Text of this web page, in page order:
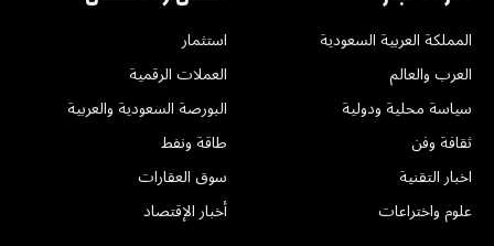
المملكة العربية السعودية
العرب والعالم
سياسة محلية ودولية
ثقافة وفن
اخبار التقنية
علوم واختراعات
استثمار
العملات الرقمية
البورصة السعودية والعربية
طاقة ونفط
سوق العقارات
أخبار الإقتصاد